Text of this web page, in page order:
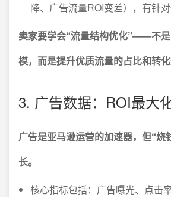
降、广告流量ROI变差），有针对
卖家要学会“流量结构优化”——不
模，而是提升优质流量的占比和转化
3. 广告数据：ROI最大
广告是亚马逊运营的加速器，但“烧
长。
核心指标包括：广告曝光、点击